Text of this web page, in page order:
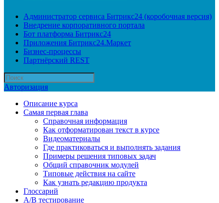
Администратор сервиса Битрикс24 (коробочная версия)
Внедрение корпоративного портала
Бот платформа Битрикс24
Приложения Битрикс24.Маркет
Бизнес-процессы
Партнёрский REST
Авторизация
Описание курса
Самая первая глава
Справочная информация
Как отформатирован текст в курсе
Видеоматериалы
Где практиковаться и выполнять задания
Примеры решения типовых задач
Общий справочник модулей
Типовые действия на сайте
Как узнать редакцию продукта
Глоссарий
A/B тестирование